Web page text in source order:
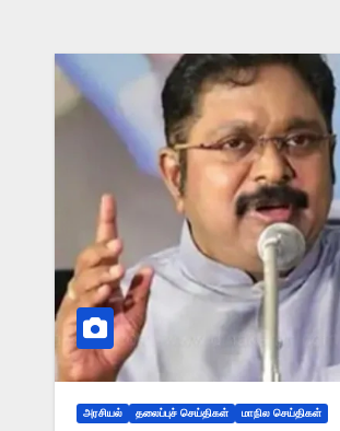
அரசியல் தலைப்புச் செய்திகள் மாநில செய்திகள்